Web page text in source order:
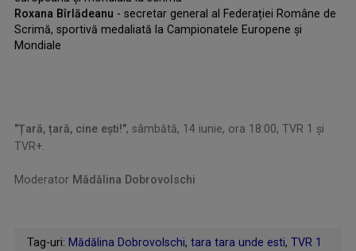
Roxana Bîrlădeanu - secretar general al Federației Române de
Scrimă, sportivă medaliată la Campionatele Europene și
Mondiale
"Țară, țară, cine ești!", sâmbătă, 14 iunie, ora 18:00, TVR 1 și
TVR+.
Moderator Mădălina Dobrovolschi
Tag-uri: Mădălina Dobrovolschi, tara tara unde esti, TVR 1